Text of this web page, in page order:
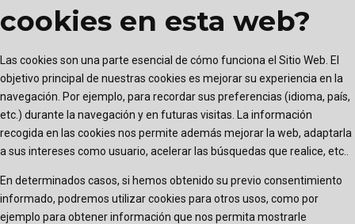
cookies en esta web?
Las cookies son una parte esencial de cómo funciona el Sitio Web. El
objetivo principal de nuestras cookies es mejorar su experiencia en la
navegación. Por ejemplo, para recordar sus preferencias (idioma, país,
etc.) durante la navegación y en futuras visitas. La información
recogida en las cookies nos permite además mejorar la web, adaptarla
a sus intereses como usuario, acelerar las búsquedas que realice, etc..
En determinados casos, si hemos obtenido su previo consentimiento
informado, podremos utilizar cookies para otros usos, como por
ejemplo para obtener información que nos permita mostrarle